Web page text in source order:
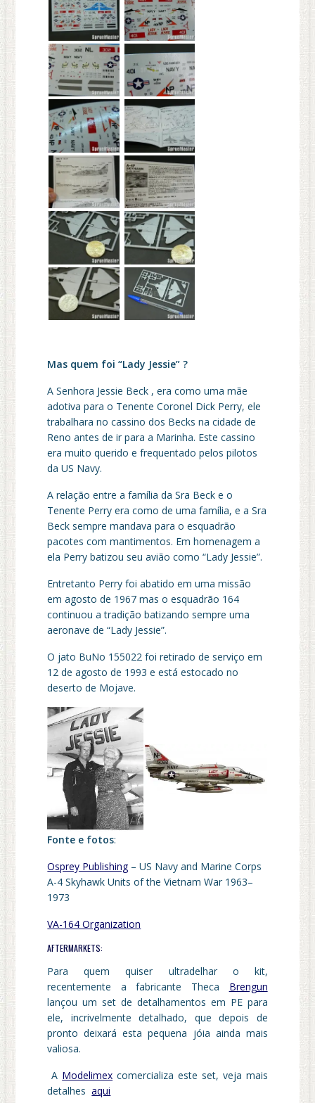
Mas quem foi “Lady Jessie” ?
A Senhora Jessie Beck , era como uma mãe
adotiva para o Tenente Coronel Dick Perry, ele
trabalhara no cassino dos Becks na cidade de
Reno antes de ir para a Marinha. Este cassino
era muito querido e frequentado pelos pilotos
da US Navy.
A relação entre a família da Sra Beck e o
Tenente Perry era como de uma família, e a Sra
Beck sempre mandava para o esquadrão
pacotes com mantimentos. Em homenagem a
ela Perry batizou seu avião como “Lady Jessie”.
Entretanto Perry foi abatido em uma missão
em agosto de 1967 mas o esquadrão 164
continuou a tradição batizando sempre uma
aeronave de “Lady Jessie”.
O jato BuNo 155022 foi retirado de serviço em
12 de agosto de 1993 e está estocado no
deserto de Mojave.
Fonte e fotos:
Osprey Publishing– US Navy and Marine Corps
A-4 Skyhawk Units of the Vietnam War 1963–
1973
VA-164 Organization
AFTERMARKETS:
Para quem quiser ultradelhar o kit,
recentemente a fabricante Theca Brengun
lançou um set de detalhamentos em PE para
ele, incrivelmente detalhado, que depois de
pronto deixará esta pequena jóia ainda mais
valiosa.
A Modelimex comercializa este set, veja mais
detalhesaqui